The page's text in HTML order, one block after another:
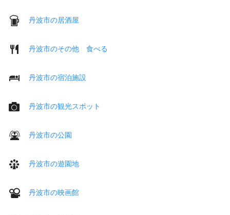
丹波市の居酒屋
丹波市のその他 食べる
丹波市の宿泊施設
丹波市の観光スポット
丹波市の公園
丹波市の遊園地
丹波市の映画館